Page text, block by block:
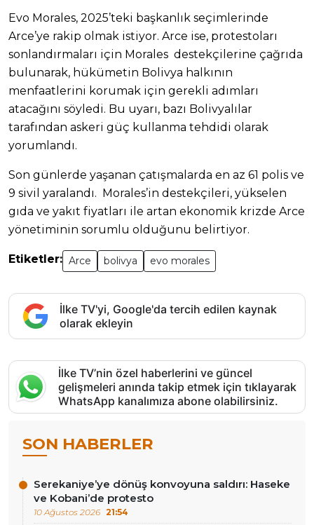
Evo Morales, 2025’teki başkanlık seçimlerinde
Arce’ye rakip olmak istiyor. Arce ise, protestoları
sonlandırmaları için Morales destekçilerine çağrıda
bulunarak, hükümetin Bolivya halkının
menfaatlerini korumak için gerekli adımları
atacağını söyledi. Bu uyarı, bazı Bolivyalılar
tarafından askeri güç kullanma tehdidi olarak
yorumlandı.
Son günlerde yaşanan çatışmalarda en az 61 polis ve
9 sivil yaralandı. Morales’in destekçileri, yükselen
gıda ve yakıt fiyatları ile artan ekonomik krizde Arce
yönetiminin sorumlu olduğunu belirtiyor.
Etiketler: Arce bolivya evo morales
İlke TV'yi, Google'da tercih edilen kaynak
olarak ekleyin
İlke TV’nin özel haberlerini ve güncel
gelişmeleri anında takip etmek için tıklayarak
WhatsApp kanalımıza abone olabilirsiniz.
SON HABERLER
Serekaniye’ye dönüş konvoyuna saldırı: Haseke
ve Kobani’de protesto
10 Ağustos 2026 21:54